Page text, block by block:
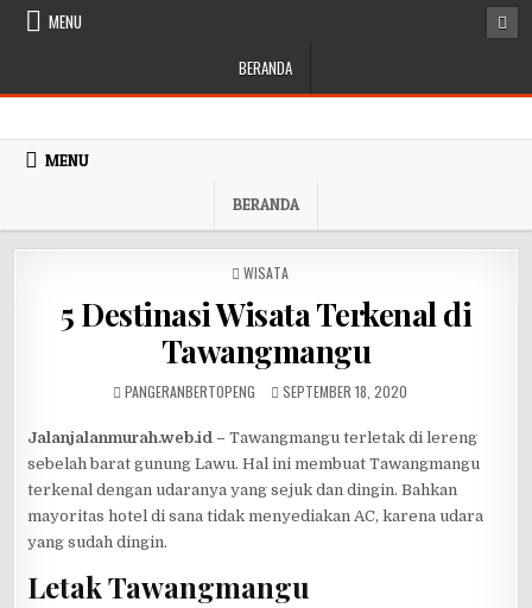
Skip to content
MENU
BERANDA
MENU
BERANDA
POSTED IN
WISATA
5 Destinasi Wisata Terkenal di
Tawangmangu
AUTHOR:
PANGERANBERTOPENG PUBLISHED DATE:
SEPTEMBER 18, 2020
Jalanjalanmurah.web.id –Tawangmangu terletak di lereng
sebelah barat gunung Lawu. Hal ini membuat Tawangmangu
terkenal dengan udaranya yang sejuk dan dingin. Bahkan
mayoritas hotel di sana tidak menyediakan AC, karena udara
yang sudah dingin.
Letak Tawangmangu